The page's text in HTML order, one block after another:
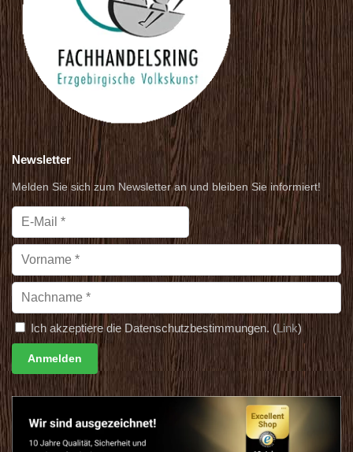
Newsletter
Melden Sie sich zum Newsletter an und bleiben Sie informiert!
Ich akzeptiere die Datenschutzbestimmungen. (Link)